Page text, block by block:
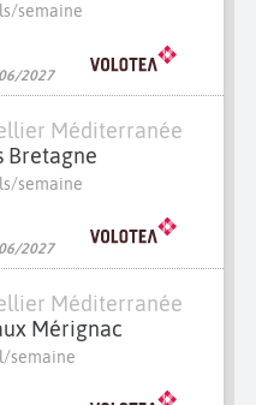
semaine
2027
Méditerranée
Bretagne
semaine
2027
Méditerranée
Mérignac
semaine